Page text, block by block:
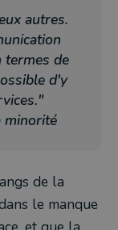
autres.
termes de
d'y
minorité
de la
le manque